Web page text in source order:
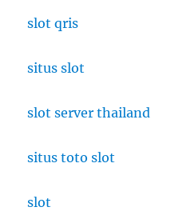
slot qris
situs slot
slot server thailand
situs toto slot
slot